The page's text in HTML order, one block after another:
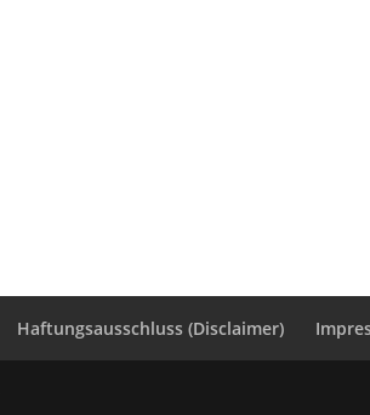
Haftungsausschluss (Disclaimer)